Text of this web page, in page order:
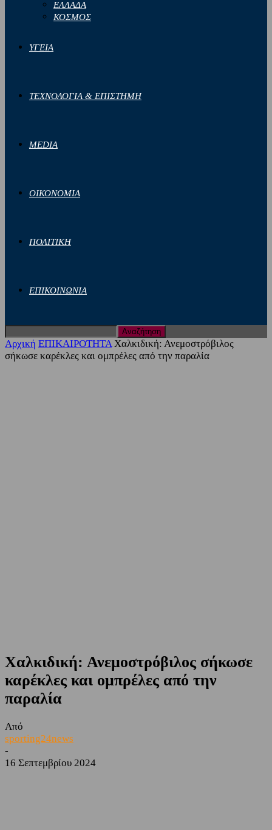
ΕΛΛΑΔΑ
ΚΟΣΜΟΣ
ΥΓΕΙΑ
ΤΕΧΝΟΛΟΓΙΑ & ΕΠΙΣΤΗΜΗ
MEDIA
ΟΙΚΟΝΟΜΙΑ
ΠΟΛΙΤΙΚΗ
ΕΠΙΚΟΙΝΩΝΙΑ
Αρχική ΕΠΙΚΑΙΡΟΤΗΤΑ Χαλκιδική: Ανεμοστρόβιλος
σήκωσε καρέκλες και ομπρέλες από την παραλία
Χαλκιδική: Ανεμοστρόβιλος σήκωσε
καρέκλες και ομπρέλες από την
παραλία
Από
sporting24news
-
16 Σεπτεμβρίου 2024